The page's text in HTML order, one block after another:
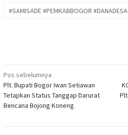
#SAMISADE #PEMKABBOGOR #DANADESA
Navigasi
pos
Pos sebelumnya
Plt. Bupati Bogor Iwan Setiawan
Tetapkan Status Tanggap Darurat
Bencana Bojong Koneng